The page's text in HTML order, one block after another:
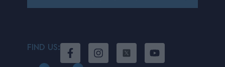
FIND US: